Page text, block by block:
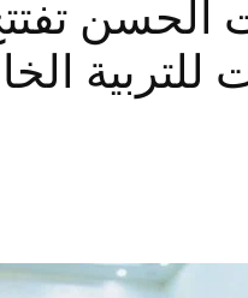
للتربية